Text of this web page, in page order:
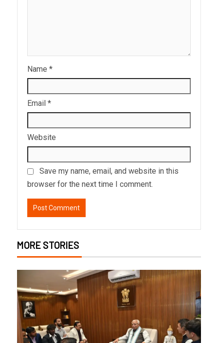
Name *
Email *
Website
Save my name, email, and website in this
browser for the next time I comment.
MORE STORIES